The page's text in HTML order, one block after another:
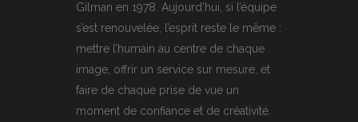
Gilman en 1978. Aujourd’hui, si l’équipe
s’est renouvelée, l’esprit reste le même :
mettre l’humain au centre de chaque
image, offrir un service sur mesure, et
faire de chaque prise de vue un
moment de confiance et de créativité.